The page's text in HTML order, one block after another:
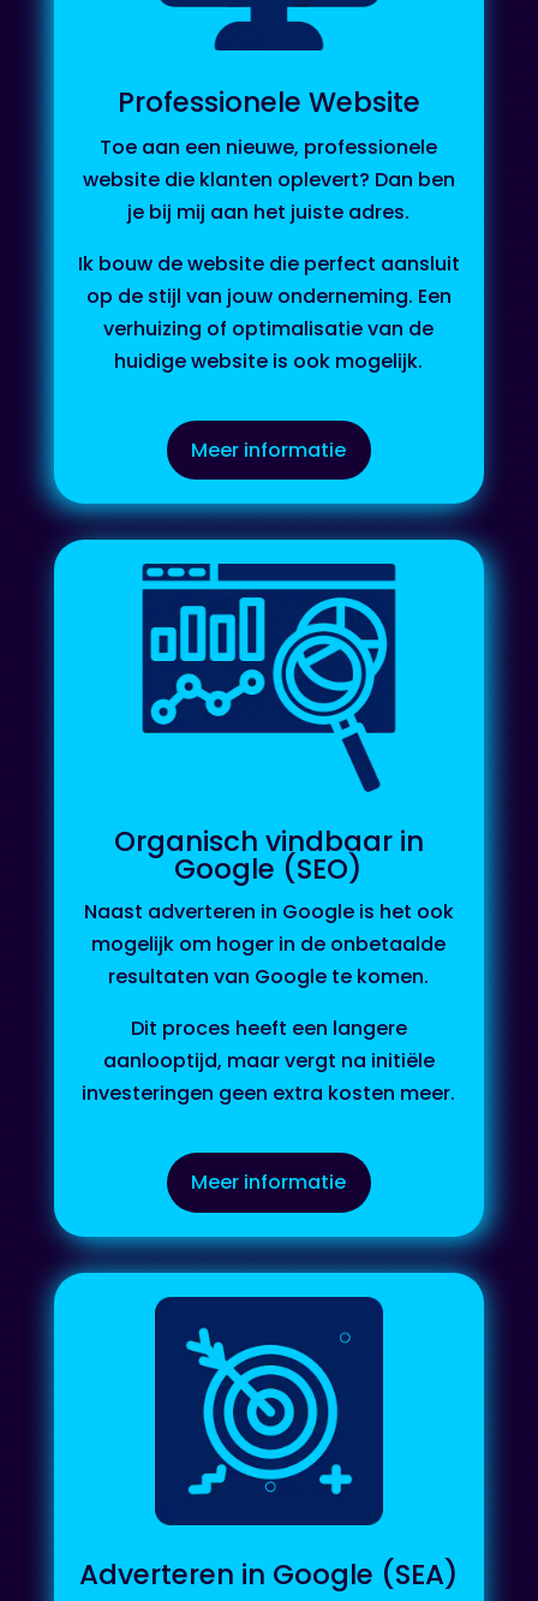
Professionele Website
Toe aan een nieuwe, professionele
website die klanten oplevert? Dan ben
je bij mij aan het juiste adres.
Ik bouw de website die perfect aansluit
op de stijl van jouw onderneming. Een
verhuizing of optimalisatie van de
huidige website is ook mogelijk.
Meer informatie
Organisch vindbaar in
Google (SEO)
Naast adverteren in Google is het ook
mogelijk om hoger in de onbetaalde
resultaten van Google te komen.
Dit proces heeft een langere
aanlooptijd, maar vergt na initiële
investeringen geen extra kosten meer.
Meer informatie
Adverteren in Google (SEA)